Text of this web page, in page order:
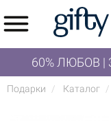
60% ЛЮБОВ |
Подарки Каталог